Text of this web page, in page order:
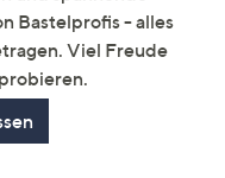
Bastelprofis - alles
Viel Freude